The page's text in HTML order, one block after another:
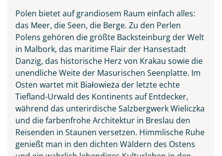
Polen bietet auf grandiosem Raum einfach alles:
das Meer, die Seen, die Berge. Zu den Perlen
Polens gehören die größte Backsteinburg der Welt
in Malbork, das maritime Flair der Hansestadt
Danzig, das historische Herz von Krakau sowie die
unendliche Weite der Masurischen Seenplatte. Im
Osten wartet mit Białowieża der letzte echte
Tiefland-Urwald des Kontinents auf Entdecker,
während das unterirdische Salzbergwerk Wieliczka
und die farbenfrohe Architektur in Breslau den
Reisenden in Staunen versetzen. Himmlische Ruhe
genießt man in den dichten Wäldern des Ostens